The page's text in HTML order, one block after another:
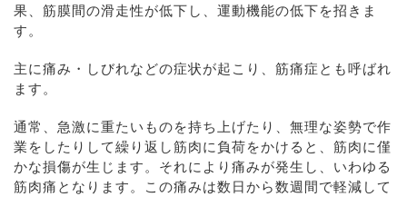
果、筋膜間の滑走性が低下し、運動機能の低下を招きま
す。
主に痛み・しびれなどの症状が起こり、筋痛症とも呼ばれ
ます。
通常、急激に重たいものを持ち上げたり、無理な姿勢で作
業をしたりして繰り返し筋肉に負荷をかけると、筋肉に僅
かな損傷が生じます。それにより痛みが発生し、いわゆる
筋肉痛となります。この痛みは数日から数週間で軽減して